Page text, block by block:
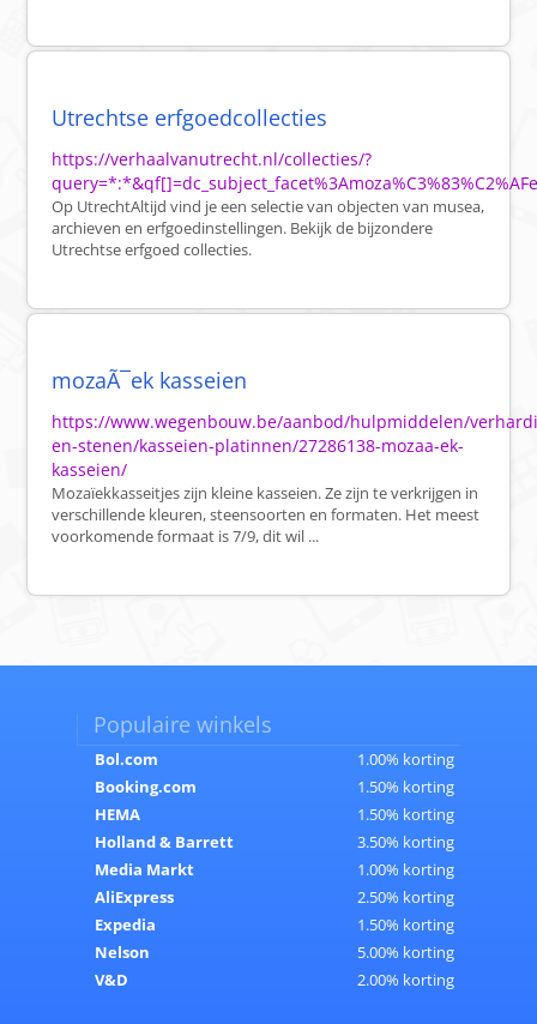
Utrechtse erfgoedcollecties
https://verhaalvanutrecht.nl/collecties/?
Op UtrechtAltijd vind je een selectie van objecten van musea,
archieven en erfgoedinstellingen. Bekijk de bijzondere
Utrechtse erfgoed collecties.
mozaÃ¯ek kasseien
https://www.wegenbouw.be/aanbod/hulpmiddelen/
en-stenen/kasseien-platinnen/27286138-mozaa-ek-
kasseien/
Mozaïekkasseitjes zijn kleine kasseien. Ze zijn te verkrijgen in
verschillende kleuren, steensoorten en formaten. Het meest
voorkomende formaat is 7/9, dit wil ...
Populaire winkels
Bol.com
1.00% korting
Booking.com
1.50% korting
HEMA
1.50% korting
Holland & Barrett
3.50% korting
Media Markt
1.00% korting
AliExpress
2.50% korting
Expedia
1.50% korting
Nelson
5.00% korting
V&D
2.00% korting